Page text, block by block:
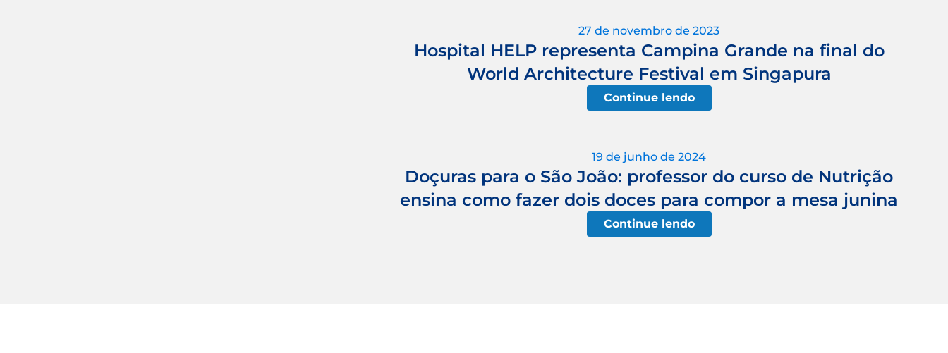
27 de novembro de 2023
Hospital HELP representa Campina Grande na final do
World Architecture Festival em Singapura
Continue lendo
19 de junho de 2024
Doçuras para o São João: professor do curso de Nutrição
ensina como fazer dois doces para compor a mesa junina
Continue lendo